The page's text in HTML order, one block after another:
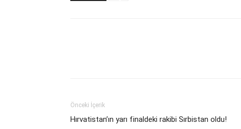
Önceki İçerik
Hırvatistan’ın yarı finaldeki rakibi Sırbistan oldu!